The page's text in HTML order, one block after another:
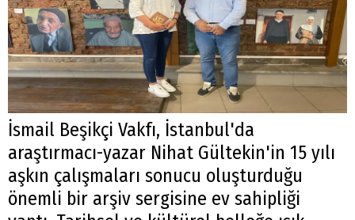
İsmail Beşikçi Vakfı, İstanbul'da
araştırmacı-yazar Nihat Gültekin'in 15 yılı
aşkın çalışmaları sonucu oluşturduğu
önemli bir arşiv sergisine ev sahipliği